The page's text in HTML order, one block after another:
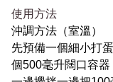
使用方法
沖調方法（室溫）
先預備一個細小打
個500毫升闊口容器